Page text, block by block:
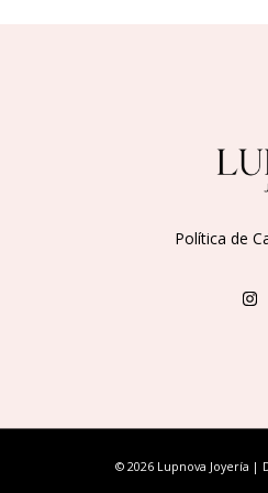
Política de
© 2026 Lupnova Joyería |